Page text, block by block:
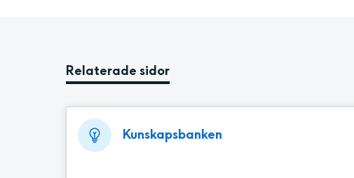
Relaterade sidor
Kunskapsbanken